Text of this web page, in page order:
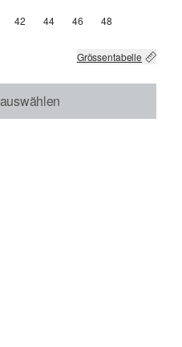
42 44 46 48
Grössentabelle